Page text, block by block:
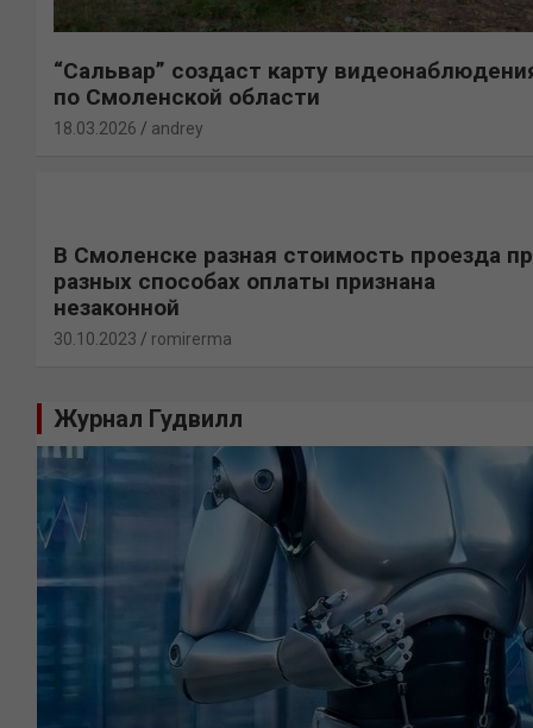
“Сальвар” создаст карту
по Смоленской области
18.03.2026 andrey
В Смоленске разная стоимость проезда
разных способах оплаты признана
незаконной
30.10.2023 romirerma
Журнал Гудвилл